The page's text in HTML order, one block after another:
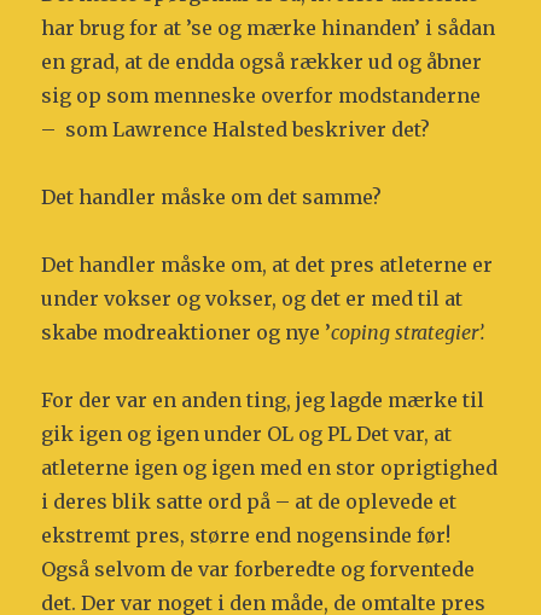
har brug for at ’se og mærke hinanden’ i sådan
en grad, at de endda også rækker ud og åbner
sig op som menneske overfor modstanderne
– som Lawrence Halsted beskriver det?
Det handler måske om det samme?
Det handler måske om, at det pres atleterne er
under vokser og vokser, og det er med til at
skabe modreaktioner og nye ’coping strategier’.
For der var en anden ting, jeg lagde mærke til
gik igen og igen under OL og PL Det var, at
atleterne igen og igen med en stor oprigtighed
i deres blik satte ord på – at de oplevede et
ekstremt pres, større end nogensinde før!
Også selvom de var forberedte og forventede
det. Der var noget i den måde, de omtalte pres